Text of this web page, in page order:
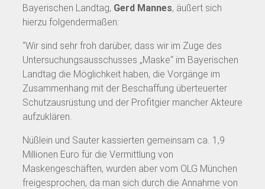
Bayerischen Landtag, Gerd Mannes, äußert sich
hierzu folgendermaßen:
“Wir sind sehr froh darüber, dass wir im Zuge des
Untersuchungsausschusses „Maske“ im Bayerischen
Landtag die Möglichkeit haben, die Vorgänge im
Zusammenhang mit der Beschaffung überteuerter
Schutzausrüstung und der Profitgier mancher Akteure
aufzuklären.
Nüßlein und Sauter kassierten gemeinsam ca. 1,9
Millionen Euro für die Vermittlung von
Maskengeschäften, wurden aber vom OLG München
freigesprochen, da man sich durch die Annahme von